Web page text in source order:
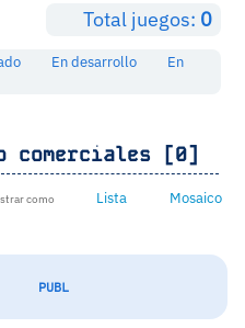
Total juegos: 0
En desarrollo
En
comerciales [0]
como Lista Mosaico
PUBL